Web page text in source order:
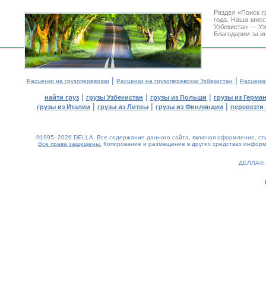
Раздел «Поиск
года. Наша
Узбекистан —
Благодарим за
Расценки на грузоперевозки | Расценки на грузоперевозки Узбекистан |
найти груз | грузы Узбекистан | грузы из Польши | грузы из
грузы из Италии | грузы из Литвы| грузы из Финляндии | перевезти
©1995–2026 DELLA. Все содержание данного сайта, включая оформление,
Все права защищены. Копирование и размещение в других средствах